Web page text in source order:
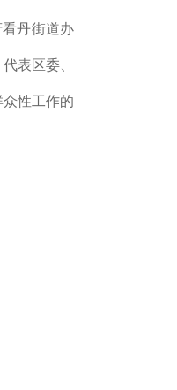
丹街道办
表区委、
性工作的